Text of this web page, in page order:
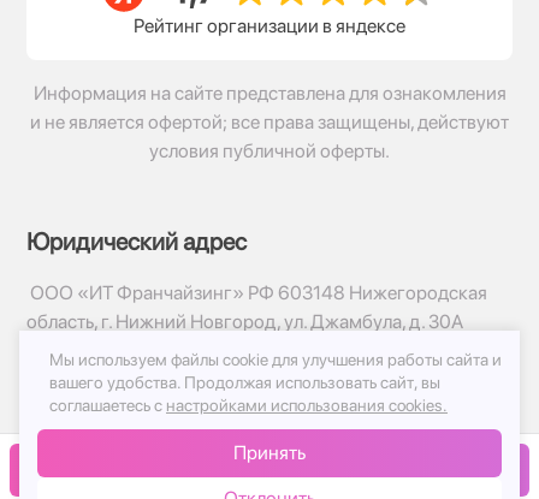
В корзину
Рейтинг организации в яндексе
Информация на сайте представлена для ознакомления
и не является офертой; все права защищены, действуют
условия публичной оферты.
Юридический адрес
ООО «ИТ Франчайзинг» РФ 603148 Нижегородская
область, г. Нижний Новгород, ул. Джамбула, д. 30А
© 2017-2026г, База Цветов 24.ру
Политика конфиденциальности
Публичная оферта
Мы используем файлы cookie для улучшения работы сайта и
вашего удобства. Продолжая использовать сайт, вы
соглашаетесь с настройками использования cookies.
Принять